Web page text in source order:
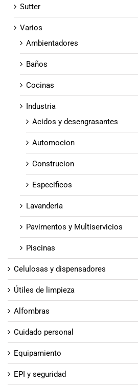
Sutter
Varios
Ambientadores
Baños
Cocinas
Industria
Acidos y desengrasantes
Automocion
Construcion
Especificos
Lavanderia
Pavimentos y Multiservicios
Piscinas
Celulosas y dispensadores
Útiles de limpieza
Alfombras
Cuidado personal
Equipamiento
EPI y seguridad